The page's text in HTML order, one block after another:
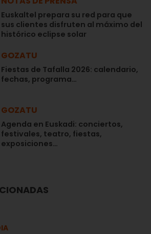
Euskaltel prepara su red para que
sus clientes disfruten al máximo del
histórico eclipse solar
GOZATU
Fiestas de Tafalla 2026: calendario,
fechas, programa…
GOZATU
Agenda en Euskadi: conciertos,
festivales, teatro, fiestas,
exposiciones…